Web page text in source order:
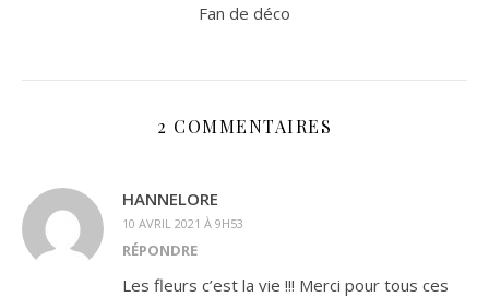
Fan de déco
2 COMMENTAIRES
HANNELORE
10 AVRIL 2021 À 9H53
RÉPONDRE
Les fleurs c’est la vie !!! Merci pour tous ces